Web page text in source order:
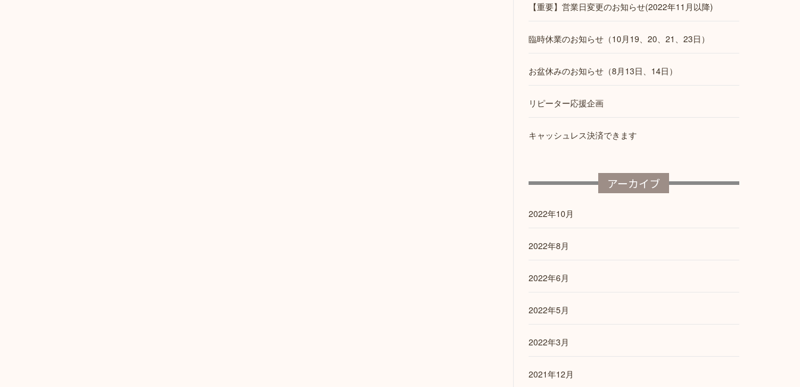
【重要】営業日変更のお知らせ(2022年11月以降)
臨時休業のお知らせ（10月19、20、21、23日）
お盆休みのお知らせ（8月13日、14日）
リピーター応援企画
キャッシュレス決済できます
アーカイブ
2022年10月
2022年8月
2022年6月
2022年5月
2022年3月
2021年12月